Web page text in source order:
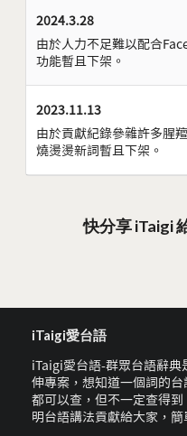
2024.3.28
由於人力不足難以配合
功能暫且下架。
2023.11.13
由於貢獻紀錄參雜許多腥
燒燙燙新詞暫且下架。
快分享 iTaigi
iTaigi愛台語
iTaigi愛台語-群眾台語辭典
伸專案，想知道一個詞的
都可以查，但不一定查得
明台語講法貢獻給大家，